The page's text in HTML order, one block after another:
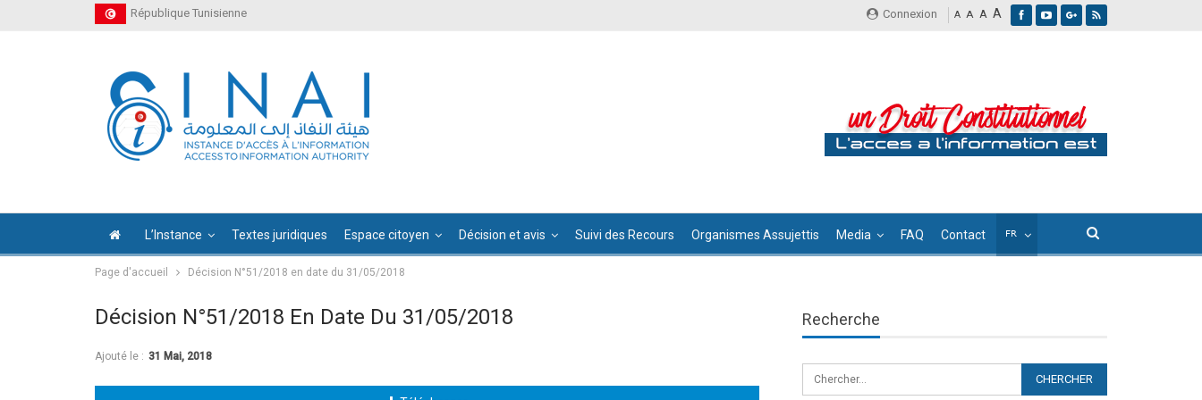
Connexion A A A A
République Tunisienne
L’Instance Textes juridiques Espace citoyen Décision et avis Suivi des Recours Organismes Assujettis Media FAQ Contact
Page d'accueil Décision N°51/2018 en date du 31/05/2018
Décision N°51/2018 En Date Du 31/05/2018
Ajouté le : 31 Mai, 2018
Recherche